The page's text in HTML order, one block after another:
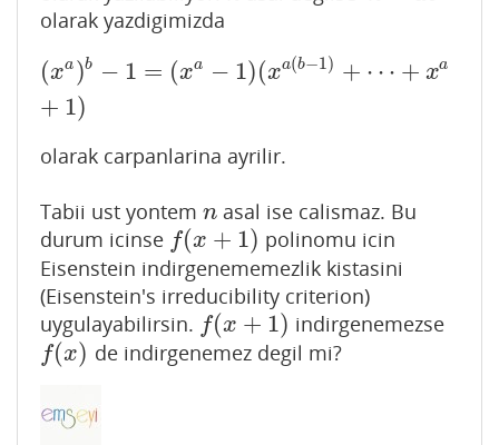
olarak yazdigimizda
(xa )b − 1 = (xa − 1)(xa(b−1) + ⋯ + xa
+ 1)
(xa) b−1 =(xa −1 (xa(b−1)+⋯ +xa+1)
olarak carpanlarina ayrilir.
Tabii ust yontem n
nasal ise calismaz. Bu
durum icinse f(x + 1)
f(x+1 )
polinomu icin
Eisenstein indirgenememezlik kistasini
(Eisenstein's irreducibility criterion)
uygulayabilirsin. f(x + 1)
f(x+1 ) indirgenemezse
f(x)
f(x) de indirgenemez degil mi?